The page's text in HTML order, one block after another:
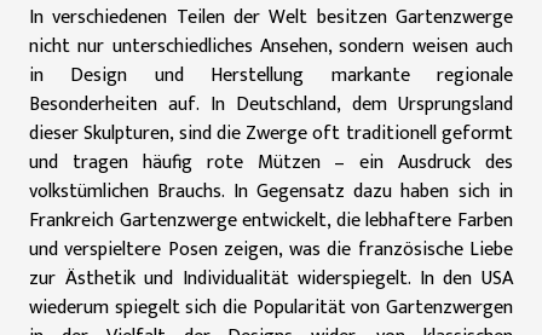
In verschiedenen Teilen der Welt besitzen Gartenzwerge
nicht nur unterschiedliches Ansehen, sondern weisen auch
in Design und Herstellung markante regionale
Besonderheiten auf. In Deutschland, dem Ursprungsland
dieser Skulpturen, sind die Zwerge oft traditionell geformt
und tragen häufig rote Mützen – ein Ausdruck des
volkstümlichen Brauchs. In Gegensatz dazu haben sich in
Frankreich Gartenzwerge entwickelt, die lebhaftere Farben
und verspieltere Posen zeigen, was die französische Liebe
zur Ästhetik und Individualität widerspiegelt. In den USA
wiederum spiegelt sich die Popularität von Gartenzwergen